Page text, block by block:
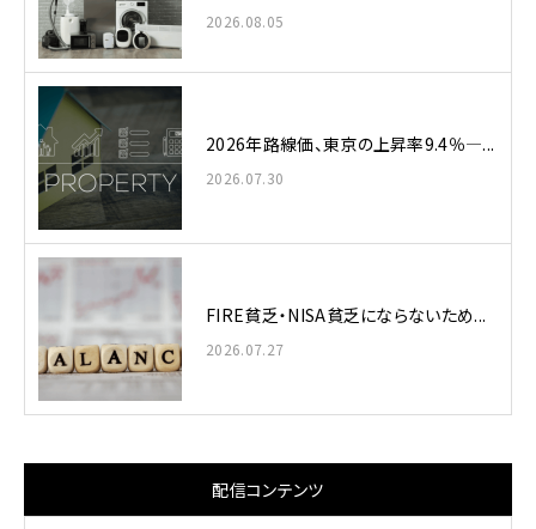
2026.08.05
2026年路線価、東京の上昇率9.4％—...
2026.07.30
FIRE貧乏・NISA貧乏にならないため...
2026.07.27
配信コンテンツ